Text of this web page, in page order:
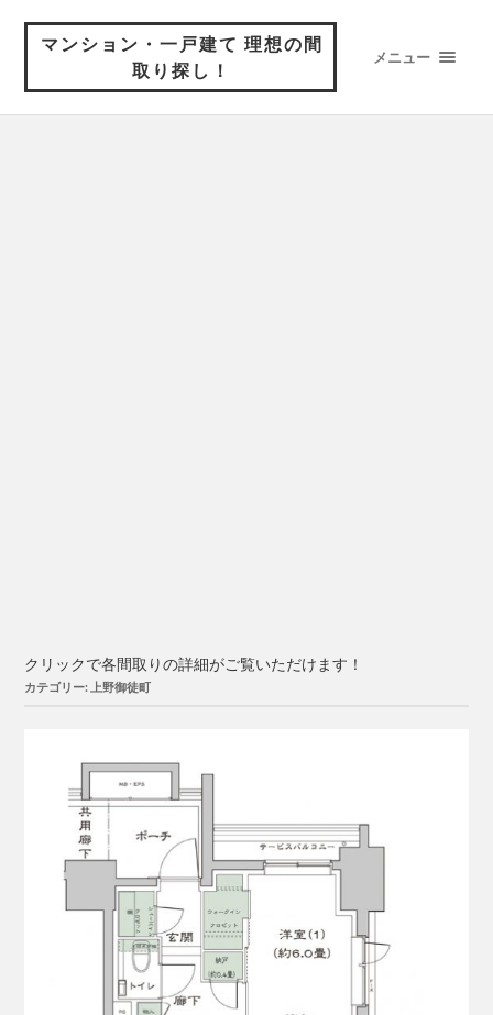
マンション・一戸建て 理想の間
取り探し！
メニュー
クリックで各間取りの詳細がご覧いただけます！
カテゴリー: 上野御徒町